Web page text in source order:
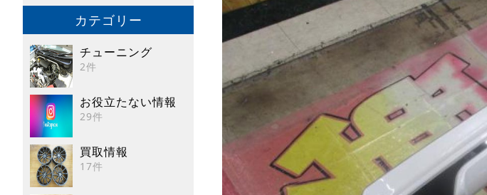
カテゴリー
チューニング
2件
お役立たない情報
29件
買取情報
17件